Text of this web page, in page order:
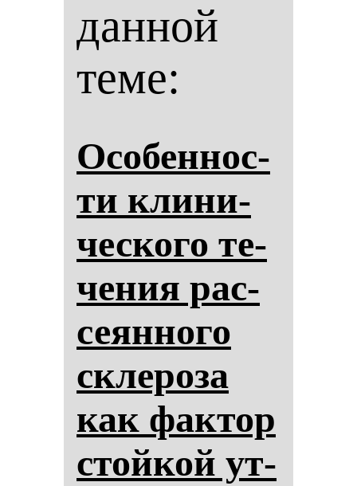
данной
теме:
Осо­бен­нос­
ти кли­ни­
чес­ко­го те­
че­ния рас­
се­ян­но­го
скле­ро­за
как фак­тор
стой­кой ут­